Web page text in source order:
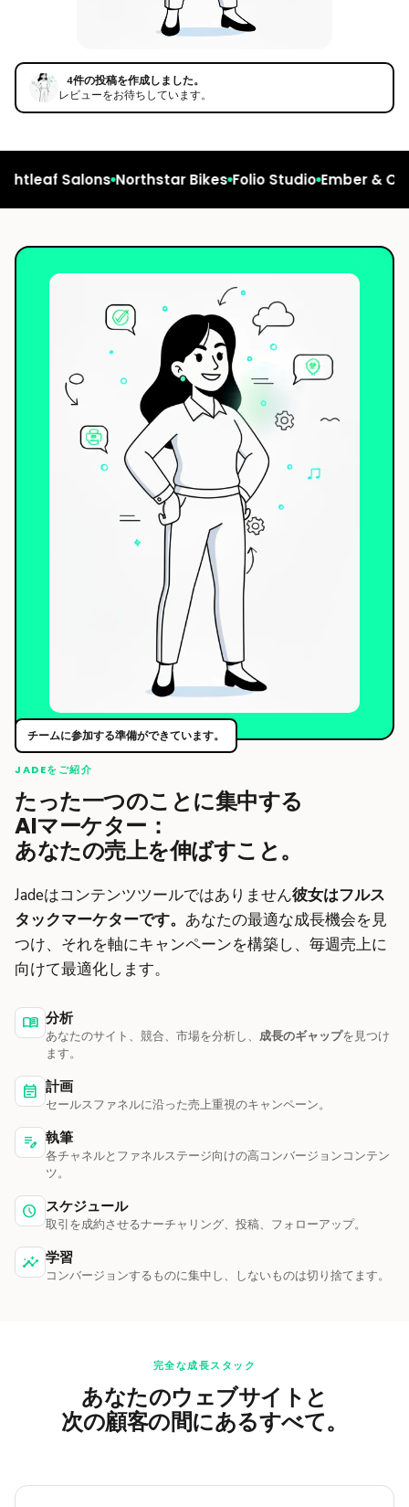
4件の投稿を作成しました。
レビューをお待ちしています。
Salons Northstar Bikes Folio Studio Ember & Oak
チームに参加する準備ができています。
JADEをご紹介
たった一つのことに集中する
AIマーケター：
あなたの売上を伸ばすこと。
Jadeはコンテンツツールではありません彼女はフルス
タックマーケターです。 あなたの最適な成長機会を見
つけ、それを軸にキャンペーンを構築し、毎週売上に
向けて最適化します。
menu_book 分析
あなたのサイト、競合、市場を分析し、 成長のギャップを見つけ
ます。
event_note 計画
セールスファネルに沿った売上重視のキャンペーン。
edit_note 執筆
各チャネルとファネルステージ向けの高コンバージョンコンテン
ツ。
schedule スケジュール
取引を成約させるナーチャリング、投稿、フォローアップ。
insights 学習
コンバージョンするものに集中し、しないものは切り捨てます。
完全な成長スタック
あなたのウェブサイトと
次の顧客の間にあるすべて。